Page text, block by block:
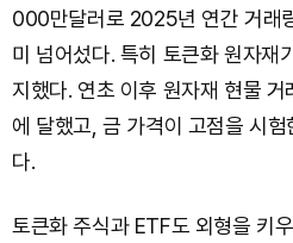
000만달러로 2025년 연간 거래
미 넘어섰다. 특히 토큰화 원자재
지했다. 연초 이후 원자재 현물
에 달했고, 금 가격이 고점을 시
다.
토큰화 주식과 ETF도 외형을 키